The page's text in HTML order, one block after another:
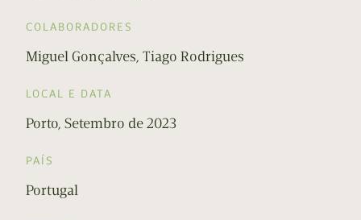
COLABORADORES
Miguel Gonçalves, Tiago Rodrigues
LOCAL E DATA
Porto, Setembro de 2023
PAÍS
Portugal